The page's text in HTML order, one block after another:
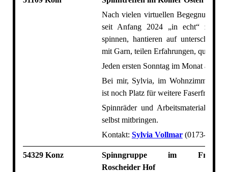
Nach vielen virtuellen Begegnungen
seit Anfang 2024 „in echt“
spinnen, hantieren auf
mit Garn, teilen Erfahrungen,
Jeden ersten Sonntag im Monat ab 14
Bei mir, Sylvia, im Wohnzimmer
ist noch Platz für weitere
Spinnräder und Arbeitsmaterialien
selbst mitbringen.
Kontakt: Sylvia Vollmar(0173-
54329 Konz
Spinngruppe im
Roscheider Hof